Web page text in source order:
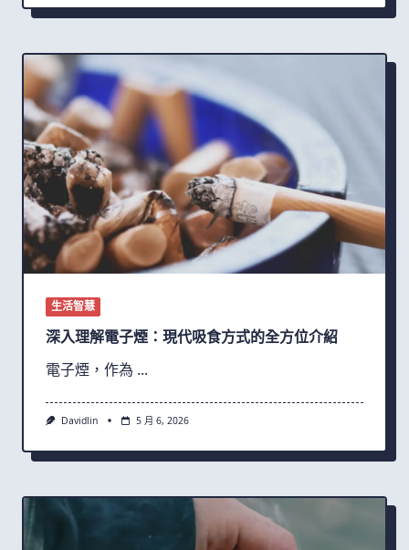
生活智慧
深入理解電子煙：現代吸食方式的全方位介紹
電子煙，作為 ...
Davidlin 5 月 6, 2026